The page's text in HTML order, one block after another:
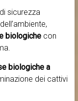
sicurezza
biologichecon
biologiche a
dei cattivi